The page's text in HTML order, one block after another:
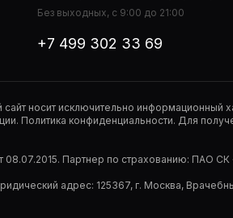
Без выходных, с 9:00 до 21:00
+7 499 302 33 69
носит исключительно информационный
Политика конфиденциальности. Для
Партнер по страхованию: ПАО
адрес: 125367, г. Москва,